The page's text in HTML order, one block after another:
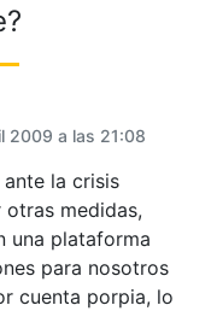
2009 a las 21:08
la crisis
medidas,
una plataforma
para nosotros
cuenta porpia, lo